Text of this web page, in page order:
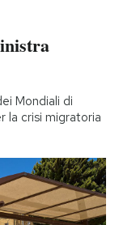
Mondiali di
la crisi migratoria